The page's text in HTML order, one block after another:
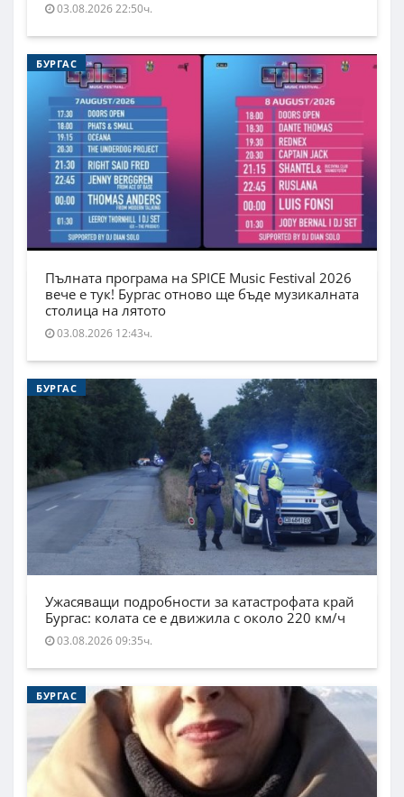
03.08.2026 22:50ч.
БУРГАС
Пълната програма на SPICE Music Festival 2026
вече е тук! Бургас отново ще бъде музикалната
столица на лятото
03.08.2026 12:43ч.
БУРГАС
Ужасяващи подробности за катастрофата край
Бургас: колата се е движила с около 220 км/ч
03.08.2026 09:35ч.
БУРГАС